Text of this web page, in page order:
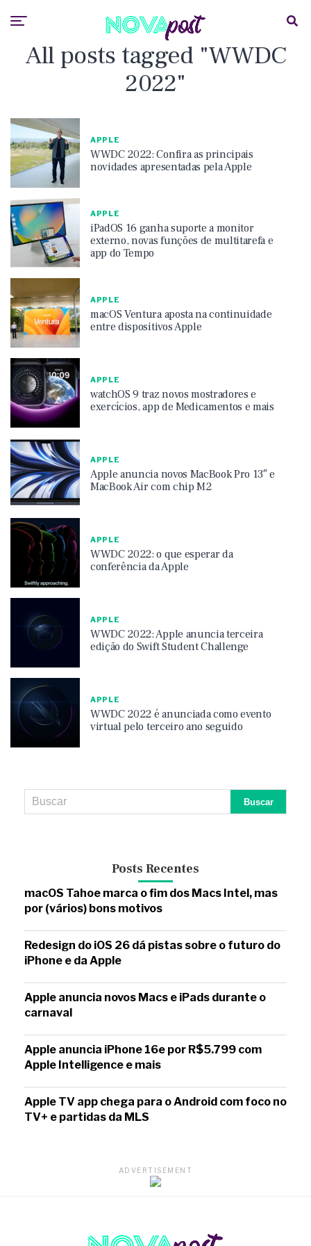
All posts tagged "WWDC
2022"
APPLE
WWDC 2022: Confira as principais
novidades apresentadas pela Apple
APPLE
iPadOS 16 ganha suporte a monitor
externo, novas funções de multitarefa e
app do Tempo
APPLE
macOS Ventura aposta na continuidade
entre dispositivos Apple
APPLE
watchOS 9 traz novos mostradores e
exercícios, app de Medicamentos e mais
APPLE
Apple anuncia novos MacBook Pro 13″ e
MacBook Air com chip M2
APPLE
WWDC 2022: o que esperar da
conferência da Apple
APPLE
WWDC 2022: Apple anuncia terceira
edição do Swift Student Challenge
APPLE
WWDC 2022 é anunciada como evento
virtual pelo terceiro ano seguido
Posts Recentes
macOS Tahoe marca o fim dos Macs Intel, mas
por (vários) bons motivos
Redesign do iOS 26 dá pistas sobre o futuro do
iPhone e da Apple
Apple anuncia novos Macs e iPads durante o
carnaval
Apple anuncia iPhone 16e por R$5.799 com
Apple Intelligence e mais
Apple TV app chega para o Android com foco no
TV+ e partidas da MLS
ADVERTISEMENT